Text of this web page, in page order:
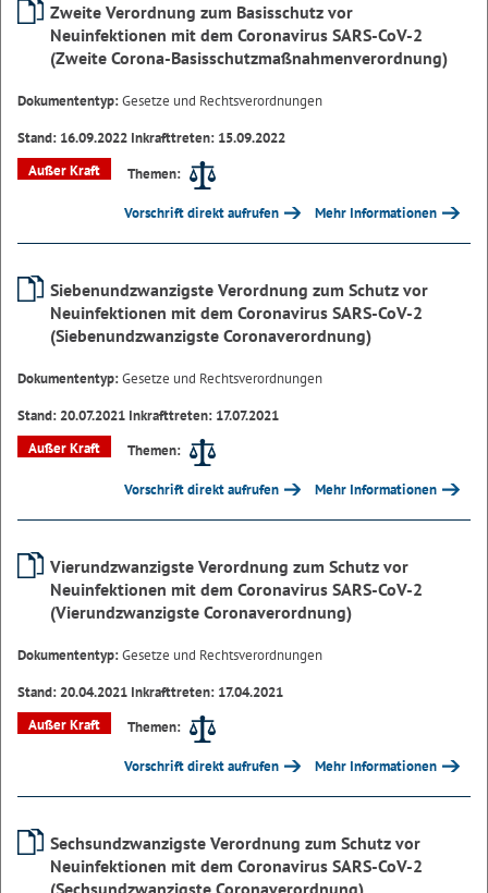
Zweite Verordnung zum Basisschutz vor
Neuinfektionen mit dem Coronavirus SARS-CoV-2
(Zweite Corona-Basisschutzmaßnahmenverordnung)
Dokumententyp:Gesetze und Rechtsverordnungen
Stand: 16.09.2022 Inkrafttreten: 15.09.2022
Außer Kraft
Themen:
Vorschrift direkt aufrufen Mehr Informationen
Siebenundzwanzigste Verordnung zum Schutz vor
Neuinfektionen mit dem Coronavirus SARS-CoV-2
(Siebenundzwanzigste Coronaverordnung)
Dokumententyp:Gesetze und Rechtsverordnungen
Stand: 20.07.2021 Inkrafttreten: 17.07.2021
Außer Kraft
Themen:
Vorschrift direkt aufrufen Mehr Informationen
Vierundzwanzigste Verordnung zum Schutz vor
Neuinfektionen mit dem Coronavirus SARS-CoV-2
(Vierundzwanzigste Coronaverordnung)
Dokumententyp:Gesetze und Rechtsverordnungen
Stand: 20.04.2021 Inkrafttreten: 17.04.2021
Außer Kraft
Themen:
Vorschrift direkt aufrufen Mehr Informationen
Sechsundzwanzigste Verordnung zum Schutz vor
Neuinfektionen mit dem Coronavirus SARS-CoV-2
(Sechsundzwanzigste Coronaverordnung)